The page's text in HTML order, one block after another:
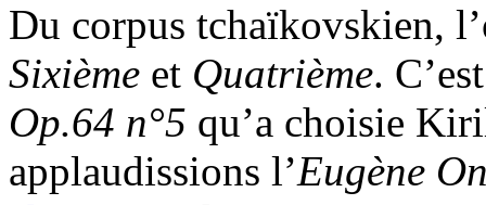
Du corpus tchaïkovskien,
Sixième et Quatrième.
Op.64 n°5 qu’a choisie
applaudissions l’Eugène